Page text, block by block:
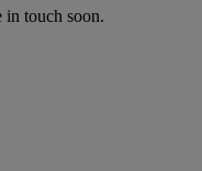
in touch soon.